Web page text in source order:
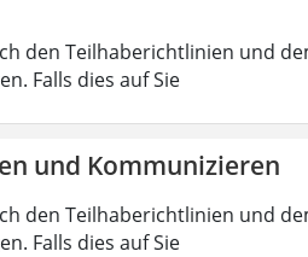
den Teilhaberichtlinien und
Falls dies auf Sie
und Kommunizieren
den Teilhaberichtlinien und
Falls dies auf Sie